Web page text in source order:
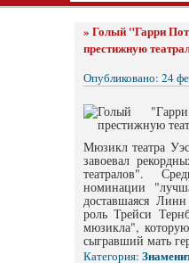
» Голый "Гарри
престижную
Опубликовано: 24
Мюзикл театра
завоевал
театралов".
номинации
доставшаяся
роль Трейси
мюзикла",
сыгравший мать
Категория: